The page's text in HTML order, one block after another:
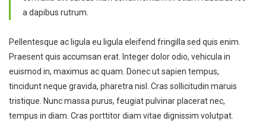
a dapibus rutrum.
Pellentesque ac ligula eu ligula eleifend fringilla sed quis enim.
Praesent quis accumsan erat. Integer dolor odio, vehicula in
euismod in, maximus ac quam. Donec ut sapien tempus,
tincidunt neque gravida, pharetra nisl. Cras sollicitudin maruis
tristique. Nunc massa purus, feugiat pulvinar placerat nec,
tempus in diam. Cras porttitor diam vitae dignissim volutpat.